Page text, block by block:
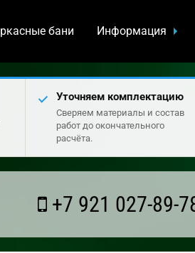
бани Информация
Уточняем комплектацию
Сверяем материалы и состав
работ до окончательного
расчёта.
+7 921 027-89-